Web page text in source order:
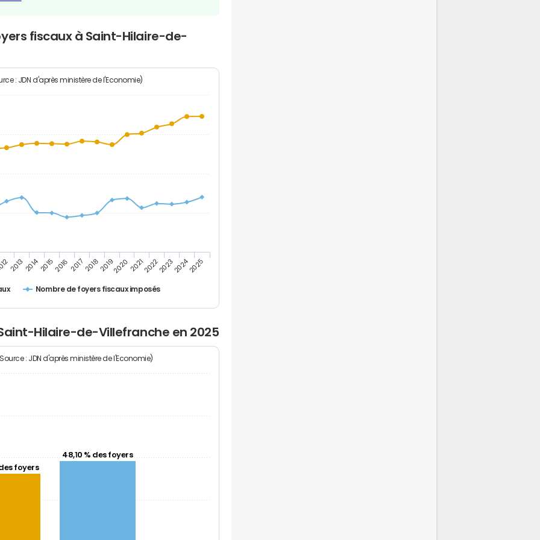
fiscaux à Saint-Hilaire-de-
: JDN d'après ministère de l'Economie)
Nombre de foyers fiscaux imposés
2013201420152016 201720182019202020212022202320242025
Hilaire-de-Villefranche en 2025
: JDN d'après ministère de l'Economie)
foyers
48,10 % des foyers